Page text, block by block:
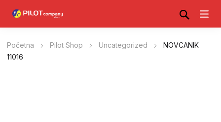
Početna Pilot Shop Uncategorized
NOVCANIK
11016